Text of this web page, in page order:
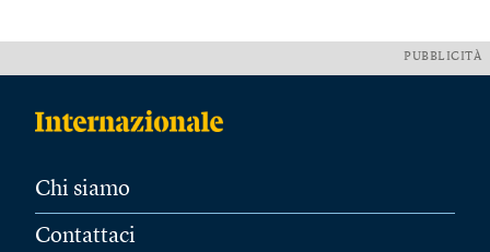
PUBBLICITÀ
Chi siamo
Contattaci